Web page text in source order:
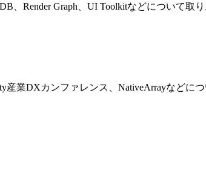
、Render Graph、UI Toolkitなどについて取
産業DXカンファレンス、NativeArrayなどに